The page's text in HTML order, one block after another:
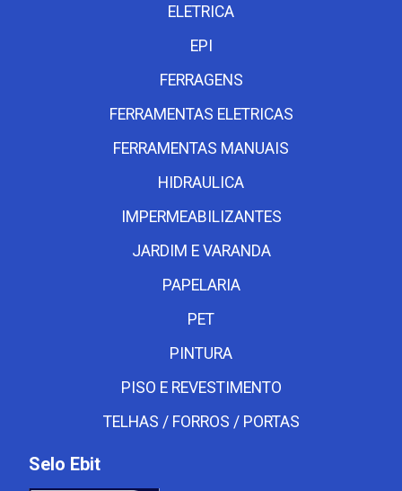
ELETRICA
EPI
FERRAGENS
FERRAMENTAS ELETRICAS
FERRAMENTAS MANUAIS
HIDRAULICA
IMPERMEABILIZANTES
JARDIM E VARANDA
PAPELARIA
PET
PINTURA
PISO E REVESTIMENTO
TELHAS / FORROS / PORTAS
Selo Ebit